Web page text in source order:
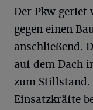
Der Pkw geriet
gegen einen
anschließend.
auf dem Dach
zum Stillstand.
Einsatzkräfte